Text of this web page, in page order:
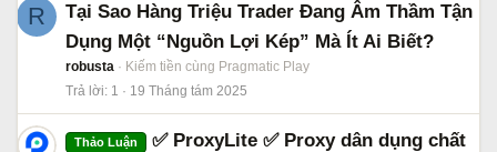
R
Tại Sao Hàng Triệu Trader Đang Âm Thầm Tận
Dụng Một “Nguồn Lợi Kép” Mà Ít Ai Biết?
robusta
Kiếm tiền cùng Pragmatic Play
Trả lời 1 19 Tháng tám 2025
Thảo Luận
✅ ProxyLite ✅ Proxy dân dụng chất